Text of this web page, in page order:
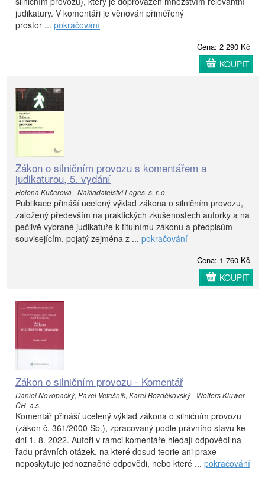
judikatury. V komentáři je věnován přiměřený
prostor ... pokračování
Cena: 2 290 Kč
KOUPIT
Zákon o silničním provozu s komentářem a
judikaturou, 5. vydání
Helena Kučerová - Nakladatelství Leges, s. r. o.
Publikace přináší ucelený výklad zákona o silničním provozu,
založený především na praktických zkušenostech autorky a na
pečlivě vybrané judikatuře k titulnímu zákonu a předpisům
souvisejícím, pojatý zejména z ... pokračování
Cena: 1 760 Kč
KOUPIT
Zákon o silničním provozu - Komentář
Daniel Novopacký, Pavel Vetešník, Karel Bezděkovský - Wolters Kluwer
ČR, a.s.
Komentář přináší ucelený výklad zákona o silničním provozu
(zákon č. 361/2000 Sb.), zpracovaný podle právního stavu ke
dni 1. 8. 2022. Autoři v rámci komentáře hledají odpovědi na
řadu právních otázek, na které dosud teorie ani praxe
neposkytuje jednoznačné odpovědi, nebo které ... pokračování